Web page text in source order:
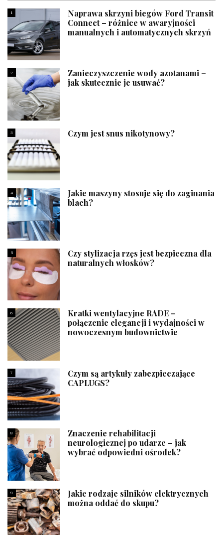
1
Naprawa skrzyni biegów Ford Transit
Connect – różnice w awaryjności
manualnych i automatycznych skrzyń
2
Zanieczyszczenie wody azotanami –
jak skutecznie je usuwać?
3 Czym jest snus nikotynowy?
4
Jakie maszyny stosuje się do zaginania
blach?
5
Czy stylizacja rzęs jest bezpieczna dla
naturalnych włosków?
6
Kratki wentylacyjne RADE –
połączenie elegancji i wydajności w
nowoczesnym budownictwie
7
Czym są artykuły zabezpieczające
CAPLUGS?
8
Znaczenie rehabilitacji
neurologicznej po udarze – jak
wybrać odpowiedni ośrodek?
9
Jakie rodzaje silników elektrycznych
można oddać do skupu?